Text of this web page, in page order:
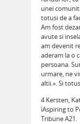
unei
totusi de a
Am fost
avute si
am devenit
aderam la o
persoana.
urmare, ne
altii.». Si
4 Kersten,
ìAspiring to
Tribune A21.